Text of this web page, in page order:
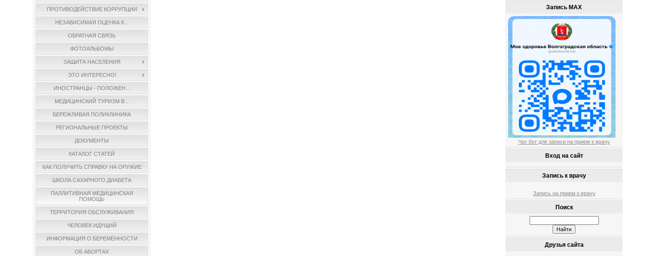
ПРОТИВОДЕЙСТВИЕ КОРРУПЦИИ
НЕЗАВИСИМАЯ ОЦЕНКА К...
ОБРАТНАЯ СВЯЗЬ
ФОТОАЛЬБОМЫ
ЗАЩИТА НАСЕЛЕНИЯ
ЭТО ИНТЕРЕСНО!
ИНОСТРАНЦЫ - ПОЛОЖЕН...
МЕДИЦИНСКИЙ ТУРИЗМ В...
БЕРЕЖЛИВАЯ ПОЛИКЛИНИКА
РЕГИОНАЛЬНЫЕ ПРОЕКТЫ
ДОКУМЕНТЫ
КАТАЛОГ СТАТЕЙ
КАК ПОЛУЧИТЬ СПРАВКУ НА ОРУЖИЕ
ШКОЛА САХАРНОГО ДИАБЕТА
ПАЛЛИТИВНАЯ МЕДИЦИНСКАЯ
ПОМОЩЬ
ТЕРРИТОРИЯ ОБСЛУЖИВАНИЯ
ЧЕЛОВЕК ИДУЩИЙ
ИНФОРМАЦИЯ О БЕРЕМЕННОСТИ
ОБ АБОРТАХ
Запись MAX
Чат бот для записи на прием к врачу
Вход на сайт
Запись к врачу
Запись на прием к врачу
Поиск
Друзья сайта